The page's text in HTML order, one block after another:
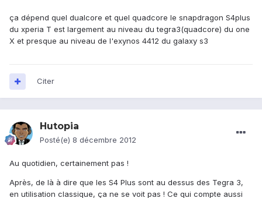
ça dépend quel dualcore et quel quadcore le snapdragon S4plus
du xperia T est largement au niveau du tegra3(quadcore) du one
X et presque au niveau de l'exynos 4412 du galaxy s3
Citer
Hutopia
Posté(e) 8 décembre 2012
Au quotidien, certainement pas !
Après, de là à dire que les S4 Plus sont au dessus des Tegra 3,
en utilisation classique, ça ne se voit pas ! Ce qui compte aussi